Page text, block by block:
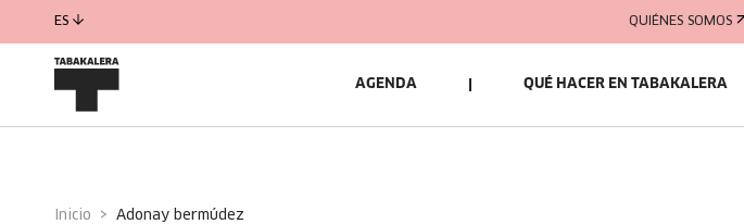
ES QUIÉNES SOMOS
AGENDA QUÉ HACER EN TABAKALERA
Inicio adonay bermúdez